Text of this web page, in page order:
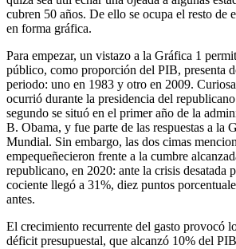
cubren 50 años. De ello se ocupa el resto de
en forma gráfica.
Para empezar, un vistazo a la Gráfica 1
público, como proporción del PIB, presenta
periodo: uno en 1983 y otro en 2009.
ocurrió durante la presidencia del
segundo se situó en el primer año de la
B. Obama, y fue parte de las respuestas a la
Mundial. Sin embargo, las dos cimas
empequeñecieron frente a la cumbre
republicano, en 2020: ante la crisis desatada
cociente llegó a 31%, diez puntos
antes.
El crecimiento recurrente del gasto provocó
déficit presupuestal, que alcanzó 10% del